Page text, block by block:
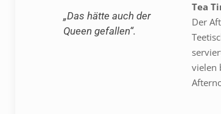
„Das hätte auch der
Queen gefallen“.
Tea
Der
vielen